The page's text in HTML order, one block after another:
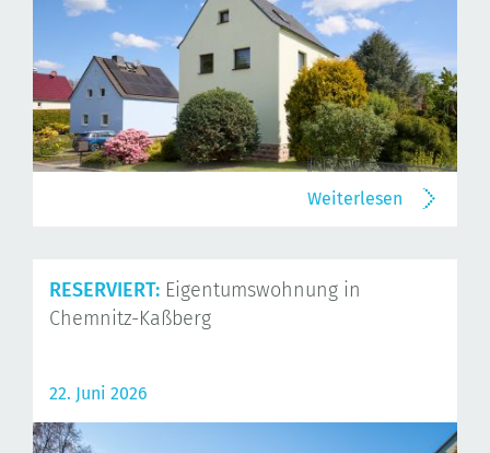
Weiterlesen
RESERVIERT: Eigentumswohnung in
Chemnitz-Kaßberg
22. Juni 2026